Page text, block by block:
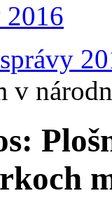
2016
v